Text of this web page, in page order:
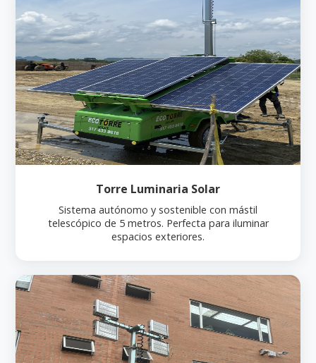
Torre Luminaria Solar
Sistema autónomo y sostenible con mástil
telescópico de 5 metros. Perfecta para iluminar
espacios exteriores.